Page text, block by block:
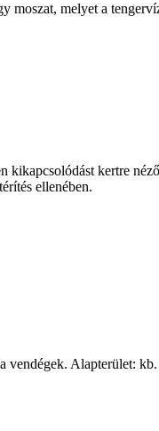
melyet a
kertre
ellenében.
vendégek. Alapterület: